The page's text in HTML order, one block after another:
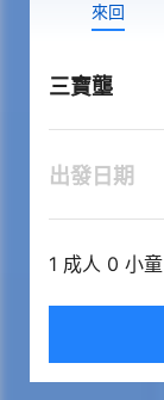
來回
三寶壟
出發日期
1 成人 0 小童